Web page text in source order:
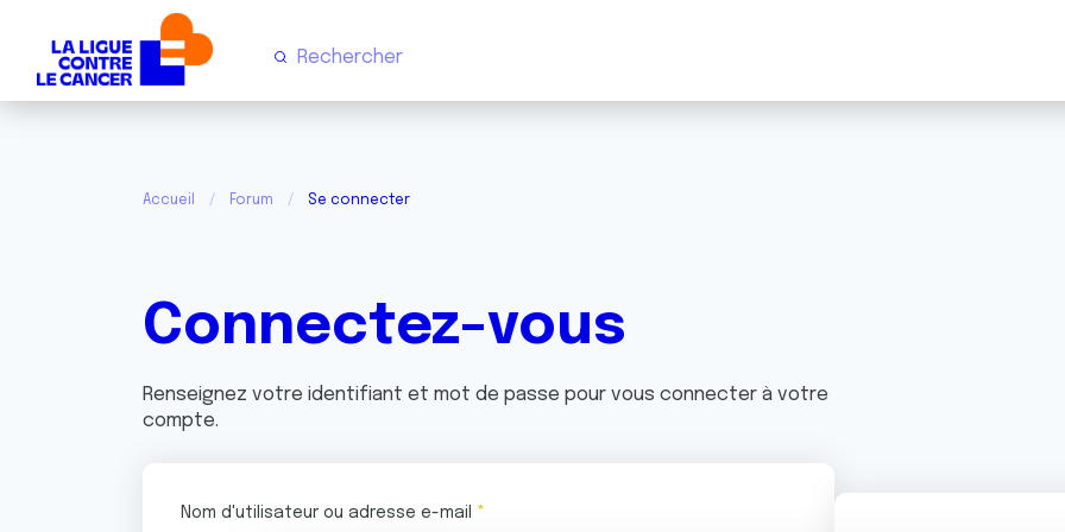
Accueil Forum Se connecter
Connectez-vous
Renseignez votre identifiant et mot de passe pour vous connecter à votre
compte.
Nom d'utilisateur ou adresse e-mail